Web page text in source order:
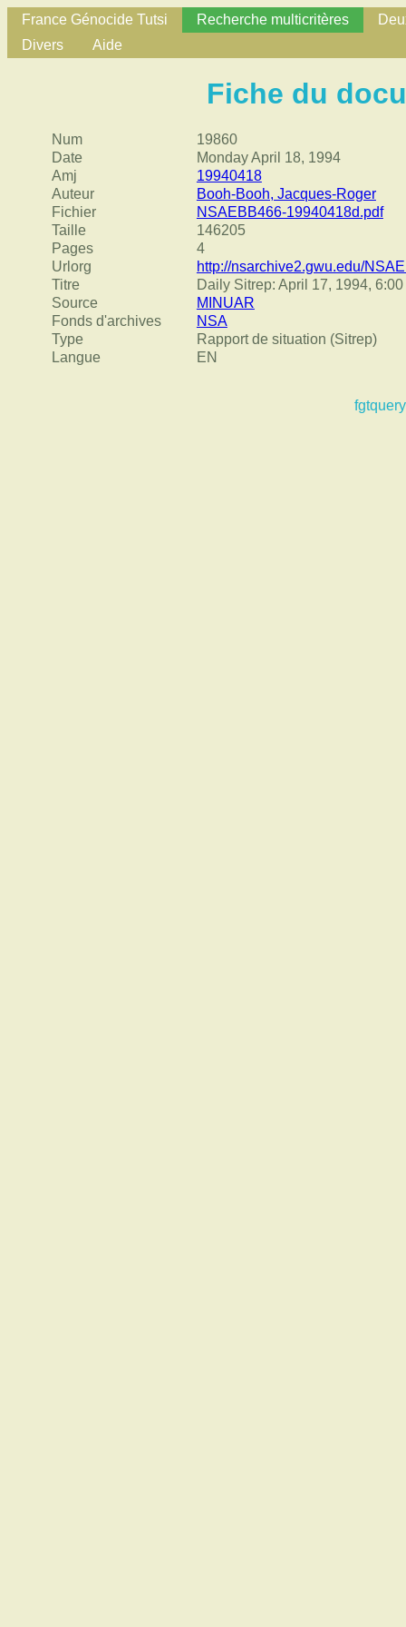
France Génocide Tutsi Recherche multicritères
Divers
Aide
Fiche du
Num
19860
Date
Monday April 18, 1994
Amj
19940418
Auteur
Booh-Booh, Jacques-Roger
Fichier
NSAEBB466-19940418d.pdf
Taille
146205
Pages
4
Urlorg
http://nsarchive2.gwu.edu/
Titre
Daily Sitrep: April 17, 1994,
Source
MINUAR
Fonds d'archives
NSA
Type
Rapport de situation (Sitrep)
Langue
EN